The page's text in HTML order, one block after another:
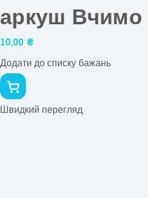
аркуш Вчимо
10,00 ₴
Додати до списку бажань
Швидкий перегляд